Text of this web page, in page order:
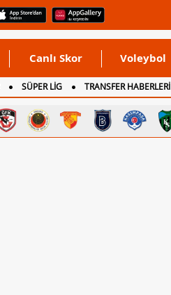
Canlı Skor Voleybol
SÜPER LİG TRANSFER HABERLERİ